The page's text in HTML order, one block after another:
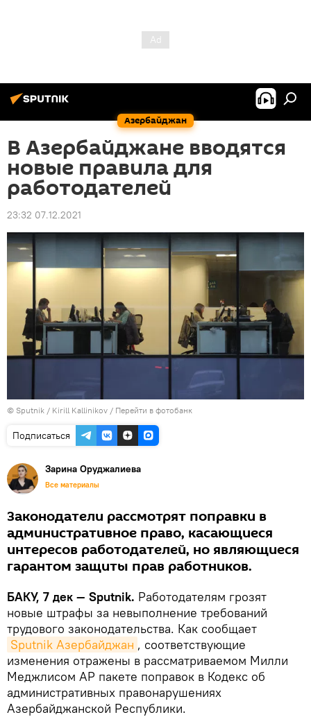
Азербайджан
В Азербайджане вводятся
новые правила для
работодателей
23:32 07.12.2021
© Sputnik / Kirill Kallinikov / Перейти в фотобанк
Подписаться
Зарина Оруджалиева
Все материалы
Законодатели рассмотрят поправки в
административное право, касающиеся
интересов работодателей, но являющиеся
гарантом защиты прав работников.
БАКУ, 7 дек — Sputnik. Работодателям грозят
новые штрафы за невыполнение требований
трудового законодательства. Как сообщает
Sputnik Азербайджан , соответствующие
изменения отражены в рассматриваемом Милли
Меджлисом АР пакете поправок в Кодекс об
административных правонарушениях
Азербайджанской Республики.